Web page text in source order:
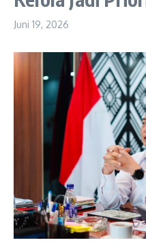
Juni 19, 2026